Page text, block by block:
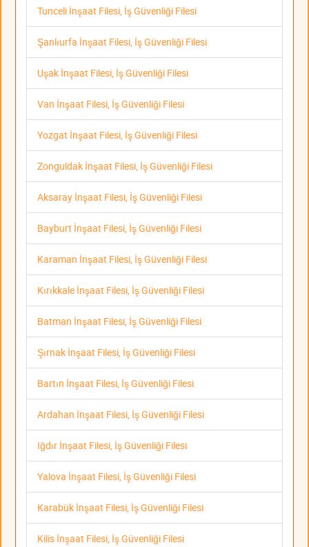
Tunceli İnşaat Filesi, İş Güvenliği Filesi
Şanlıurfa İnşaat Filesi, İş Güvenliği Filesi
Uşak İnşaat Filesi, İş Güvenliği Filesi
Van İnşaat Filesi, İş Güvenliği Filesi
Yozgat İnşaat Filesi, İş Güvenliği Filesi
Zonguldak İnşaat Filesi, İş Güvenliği Filesi
Aksaray İnşaat Filesi, İş Güvenliği Filesi
Bayburt İnşaat Filesi, İş Güvenliği Filesi
Karaman İnşaat Filesi, İş Güvenliği Filesi
Kırıkkale İnşaat Filesi, İş Güvenliği Filesi
Batman İnşaat Filesi, İş Güvenliği Filesi
Şırnak İnşaat Filesi, İş Güvenliği Filesi
Bartın İnşaat Filesi, İş Güvenliği Filesi
Ardahan İnşaat Filesi, İş Güvenliği Filesi
Iğdır İnşaat Filesi, İş Güvenliği Filesi
Yalova İnşaat Filesi, İş Güvenliği Filesi
Karabük İnşaat Filesi, İş Güvenliği Filesi
Kilis İnşaat Filesi, İş Güvenliği Filesi